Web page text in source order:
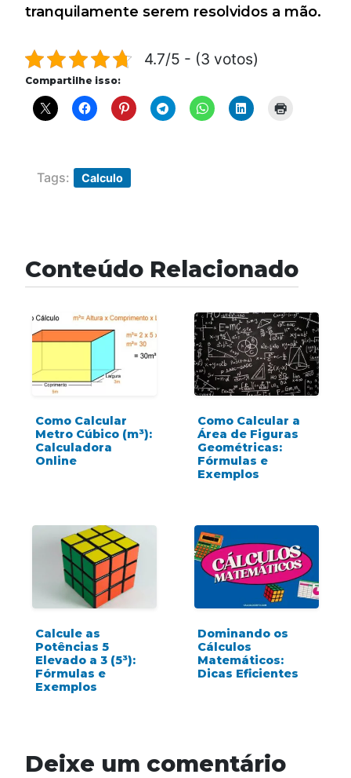
tranquilamente serem resolvidos a mão.
4.7/5 - (3 votos)
Compartilhe isso:
Tags: Calculo
Conteúdo Relacionado
Como Calcular
Metro Cúbico (m³):
Calculadora
Online
Como Calcular a
Área de Figuras
Geométricas:
Fórmulas e
Exemplos
Calcule as
Potências 5
Elevado a 3 (5³):
Fórmulas e
Exemplos
Dominando os
Cálculos
Matemáticos:
Dicas Eficientes
Deixe um comentário